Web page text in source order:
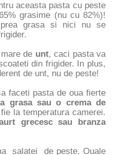
aceasta pasta cu peste
grasime (nu cu 82%)!
grasa si nici nu se
de unt, caci pasta va
din frigider. In plus,
de unt, nu de peste!
faceti pasta de oua fierte
grasa sau o crema de
la temperatura camerei.
grecesc sau branza
salatei de peste. Ouale